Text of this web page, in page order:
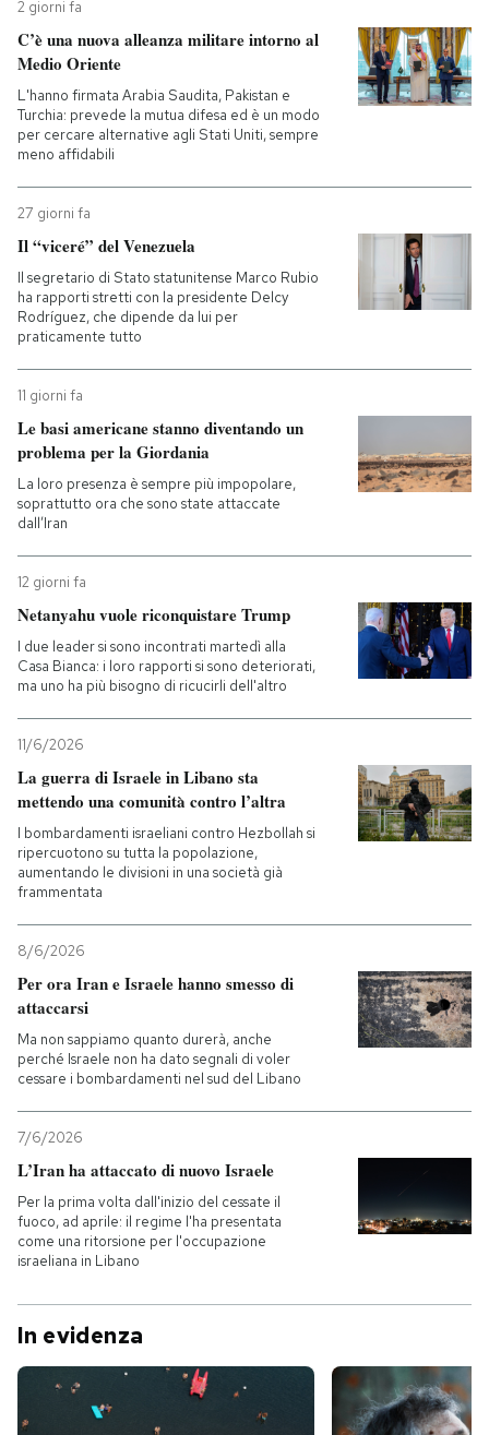
2 giorni fa
C’è una nuova alleanza militare intorno al
Medio Oriente
L'hanno firmata Arabia Saudita, Pakistan e
Turchia: prevede la mutua difesa ed è un modo
per cercare alternative agli Stati Uniti, sempre
meno affidabili
27 giorni fa
Il “viceré” del Venezuela
Il segretario di Stato statunitense Marco Rubio
ha rapporti stretti con la presidente Delcy
Rodríguez, che dipende da lui per
praticamente tutto
11 giorni fa
Le basi americane stanno diventando un
problema per la Giordania
La loro presenza è sempre più impopolare,
soprattutto ora che sono state attaccate
dall’Iran
12 giorni fa
Netanyahu vuole riconquistare Trump
I due leader si sono incontrati martedì alla
Casa Bianca: i loro rapporti si sono deteriorati,
ma uno ha più bisogno di ricucirli dell'altro
11/6/2026
La guerra di Israele in Libano sta
mettendo una comunità contro l’altra
I bombardamenti israeliani contro Hezbollah si
ripercuotono su tutta la popolazione,
aumentando le divisioni in una società già
frammentata
8/6/2026
Per ora Iran e Israele hanno smesso di
attaccarsi
Ma non sappiamo quanto durerà, anche
perché Israele non ha dato segnali di voler
cessare i bombardamenti nel sud del Libano
7/6/2026
L’Iran ha attaccato di nuovo Israele
Per la prima volta dall'inizio del cessate il
fuoco, ad aprile: il regime l'ha presentata
come una ritorsione per l'occupazione
israeliana in Libano
In evidenza